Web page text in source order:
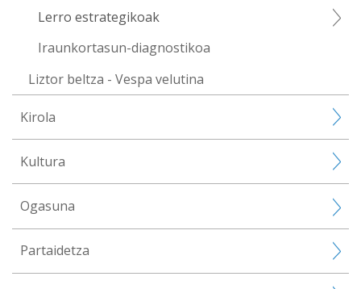
Lerro estrategikoak
Iraunkortasun-diagnostikoa
Liztor beltza - Vespa velutina
Kirola
Kultura
Ogasuna
Partaidetza